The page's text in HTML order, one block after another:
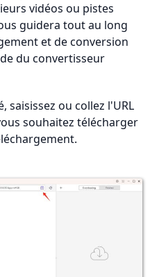
vidéos ou pistes
guidera tout au long
et de conversion
du convertisseur
saisissez ou collez l'URL
souhaitez télécharger